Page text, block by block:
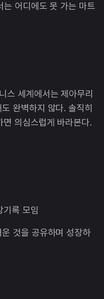
어디에도 못 가는 마트
스 세계에서는 제아무리
완벽하지 않다. 솔직히
면 의심스럽게 바라본다.
기록 모임
것을 공유하며 성장하